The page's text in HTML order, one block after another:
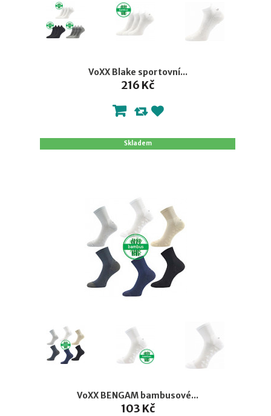
VoXX Blake sportovní...
216 Kč
Skladem
VoXX BENGAM bambusové...
103 Kč